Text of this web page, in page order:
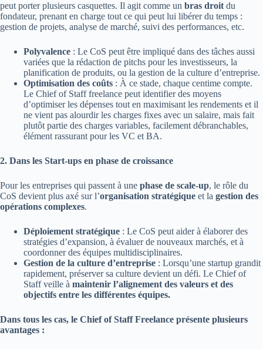
peut porter plusieurs casquettes. Il agit comme un bras droit du
fondateur, prenant en charge tout ce qui peut lui libérer du temps :
gestion de projets, analyse de marché, suivi des performances, etc.
Polyvalence : Le CoS peut être impliqué dans des tâches aussi
variées que la rédaction de pitchs pour les investisseurs, la
planification de produits, ou la gestion de la culture d’entreprise.
Optimisation des coûts : À ce stade, chaque centime compte.
Le Chief of Staff freelance peut identifier des moyens
d’optimiser les dépenses tout en maximisant les rendements et il
ne vient pas alourdir les charges fixes avec un salaire, mais fait
plutôt partie des charges variables, facilement débranchables,
élément rassurant pour les VC et BA.
2. Dans les Start-ups en phase de croissance
Pour les entreprises qui passent à une phase de scale-up, le rôle du
CoS devient plus axé sur l’organisation stratégique et la gestion des
opérations complexes.
Déploiement stratégique : Le CoS peut aider à élaborer des
stratégies d’expansion, à évaluer de nouveaux marchés, et à
coordonner des équipes multidisciplinaires.
Gestion de la culture d’entreprise : Lorsqu’une startup grandit
rapidement, préserver sa culture devient un défi. Le Chief of
Staff veille à maintenir l’alignement des valeurs et des
objectifs entre les différentes équipes.
Dans tous les cas, le Chief of Staff Freelance présente plusieurs
avantages :